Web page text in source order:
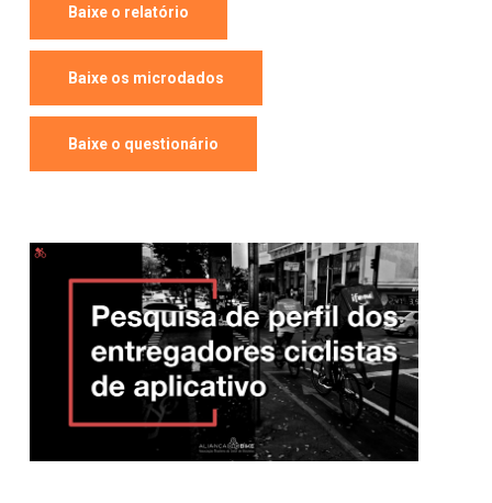
Baixe o relatório
Baixe os microdados
Baixe o questionário